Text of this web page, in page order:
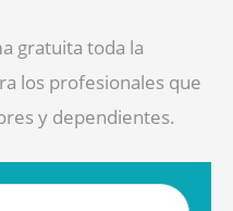
gratuita toda la
los profesionales que
y dependientes.